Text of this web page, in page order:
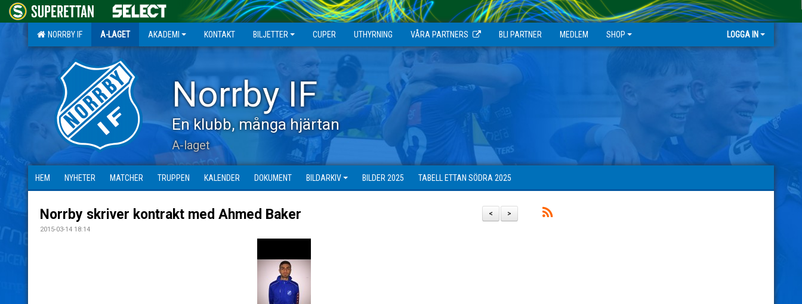
NORRBY IF A-LAGET AKADEMI KONTAKT BILJETTER CUPER UTHYRNING VÅRA PARTNERS BLI PARTNER MEDLEM SHOP LOGGA IN
Norrby IF
En klubb, många hjärtan
A-laget
HEM NYHETER MATCHER TRUPPEN KALENDER DOKUMENT BILDARKIV BILDER 2025 TABELL ETTAN SÖDRA 2025
>
<
Norrby skriver kontrakt med Ahmed Baker
2015-03-14 18:14